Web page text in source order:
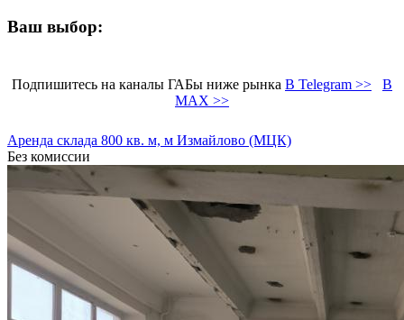
Ваш выбор:
Подпишитесь на каналы ГАБы ниже рынка В Telegram >>
В
MAX >>
Аренда склада 800 кв. м, м Измайлово (МЦК)
Без комиссии